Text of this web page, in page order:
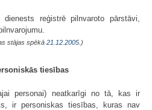
reģistrē pilnvaroto pārstāvi,
stājas spēkā 21.12.2005. )
tiesības
personai) neatkarīgi no tā, kas ir
ir personiskas tiesības, kuras nav